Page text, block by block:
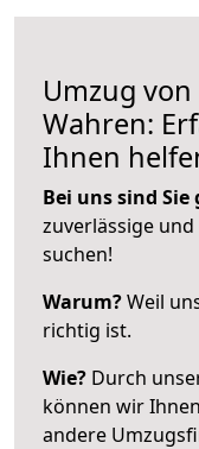
Umzug
Wahren:
Ihnen
Bei uns sind
zuverlässige
suchen!
Warum?Weil
richtig ist.
Wie? Durch
können wir
andere